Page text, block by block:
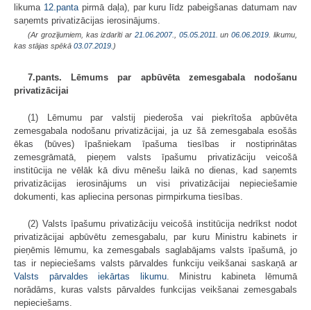
likuma 12.pantapirmā daļa), par kuru līdz pabeigšanas datumam nav
saņemts privatizācijas ierosinājums.
(Ar grozījumiem, kas izdarīti ar 21.06.2007. 05.05.2011. un06.06.2019 . likumu,
kas stājas spēkā 03.07.2019. )
7.pants. Lēmums par apbūvēta zemesgabala nodošanu
privatizācijai
(1) Lēmumu par valstij piederoša vai piekrītoša apbūvēta
zemesgabala nodošanu privatizācijai, ja uz šā zemesgabala esošās
ēkas (būves) īpašniekam īpašuma tiesības ir nostiprinātas
zemesgrāmatā, pieņem valsts īpašumu privatizāciju veicošā
institūcija ne vēlāk kā divu mēnešu laikā no dienas, kad saņemts
privatizācijas ierosinājums un visi privatizācijai nepieciešamie
dokumenti, kas apliecina personas pirmpirkuma tiesības.
(2) Valsts īpašumu privatizāciju veicošā institūcija nedrīkst nodot
privatizācijai apbūvētu zemesgabalu, par kuru Ministru kabinets ir
pieņēmis lēmumu, ka zemesgabals saglabājams valsts īpašumā, jo
tas ir nepieciešams valsts pārvaldes funkciju veikšanai saskaņā ar
Valsts pārvaldes iekārtas likumu. Ministru kabineta lēmumā
norādāms, kuras valsts pārvaldes funkcijas veikšanai zemesgabals
nepieciešams.